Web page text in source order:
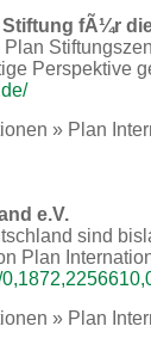
fÃ¼r
Perspektive
» Plan
e.V.
sind
Plan
» Plan